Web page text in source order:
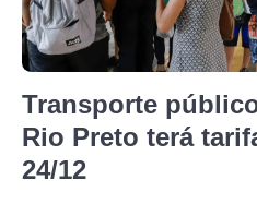
Espírito Santo
Paraná
Santa Catarina
Transporte
Rio Preto terá
24/12